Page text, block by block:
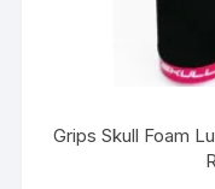
Grips Skull Foam